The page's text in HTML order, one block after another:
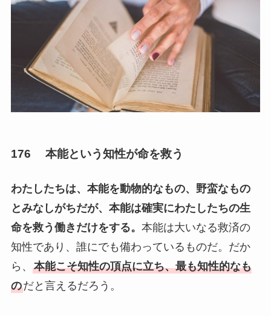
176 本能という知性が命を救う
わたしたちは、本能を動物的なもの、野蛮なもの
とみなしがちだが、本能は確実にわたしたちの生
命を救う働きだけをする。 本能は大いなる救済の
知性であり、誰にでも備わっているものだ。だか
ら、 本能こそ知性の頂点に立ち、最も知性的なも
のだと言えるだろう。